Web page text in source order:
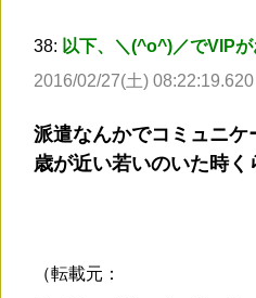
38: 以下、＼(^o^)／でVIP
2016/02/27(土)
派遣なんかでコミュニケ
歳が近い若いのいた時く
（転載元：